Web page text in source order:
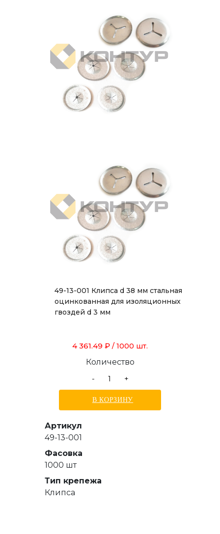
49-13-001 Клипса d 38 мм стальная
оцинкованная для изоляционных
гвоздей d 3 мм
4 361.49 ₽ / 1000 шт.
Количество
-
+
В КОРЗИНУ
Артикул
49-13-001
Фасовка
1000 шт
Тип крепежа
Клипса